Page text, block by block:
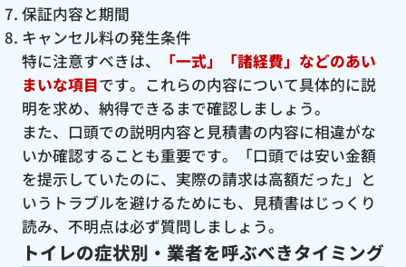
保証内容と期間
キャンセル料の発生条件
特に注意すべきは、
「一式」「諸経費」などのあい
まいな項目です。これらの内容について具体的に説
明を求め、納得できるまで確認しましょう。
また、口頭での説明内容と見積書の内容に相違がな
いか確認することも重要です。「口頭では安い金額
を提示していたのに、実際の請求は高額だった」と
いうトラブルを避けるためにも、見積書はじっくり
読み、不明点は必ず質問しましょう。
トイレの症状別・業者を呼ぶべきタイミング